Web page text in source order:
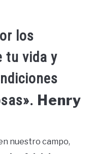
los
tu vida y
Henry
nuestro campo,